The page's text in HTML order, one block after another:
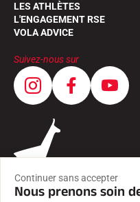
LES ATHLÈTES
L'ENGAGEMENT RSE
VOLA ADVICE
Suivez-nous sur
Continuer sans accepter
Nous prenons soin